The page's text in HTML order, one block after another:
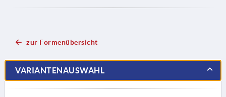
zur Formenübersicht
VARIANTENAUSWAHL